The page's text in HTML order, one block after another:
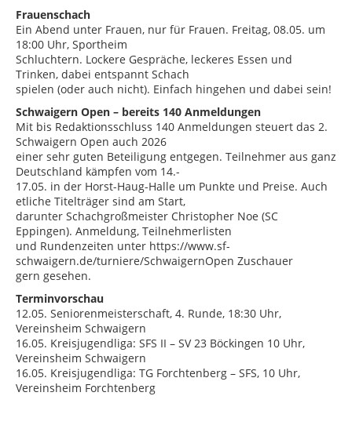
Frauenschach
Ein Abend unter Frauen, nur für Frauen. Freitag, 08.05. um
18:00 Uhr, Sportheim
Schluchtern. Lockere Gespräche, leckeres Essen und
Trinken, dabei entspannt Schach
spielen (oder auch nicht). Einfach hingehen und dabei sein!
Schwaigern Open – bereits 140 Anmeldungen
Mit bis Redaktionsschluss 140 Anmeldungen steuert das 2.
Schwaigern Open auch 2026
einer sehr guten Beteiligung entgegen. Teilnehmer aus ganz
Deutschland kämpfen vom 14.-
17.05. in der Horst-Haug-Halle um Punkte und Preise. Auch
etliche Titelträger sind am Start,
darunter Schachgroßmeister Christopher Noe (SC
Eppingen). Anmeldung, Teilnehmerlisten
und Rundenzeiten unter https://www.sf-
schwaigern.de/turniere/SchwaigernOpen Zuschauer
gern gesehen.
Terminvorschau
12.05. Seniorenmeisterschaft, 4. Runde, 18:30 Uhr,
Vereinsheim Schwaigern
16.05. Kreisjugendliga: SFS II – SV 23 Böckingen 10 Uhr,
Vereinsheim Schwaigern
16.05. Kreisjugendliga: TG Forchtenberg – SFS, 10 Uhr,
Vereinsheim Forchtenberg